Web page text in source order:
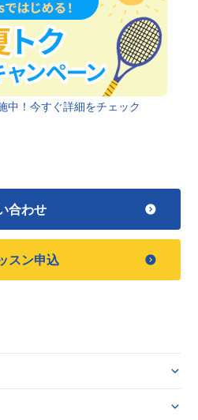
中！今すぐ詳細をチェック
合わせ
スン申込